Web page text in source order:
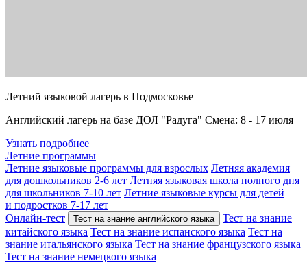
Летний языковой лагерь в Подмосковье
Английский лагерь на базе ДОЛ "Радуга" Смена: 8 - 17 июля
Узнать подробнее
Летние программы
Летние языковые программы для взрослых Летняя академия
для дошкольников 2-6 лет Летняя языковая школа полного дня
для школьников 7-10 лет Летние языковые курсы для детей
и подростков 7-17 лет
Онлайн-тест
Тест на знание английского языка
Тест на знание
китайского языка Тест на знание испанского языка Тест на
знание итальянского языка Тест на знание французского языка
Тест на знание немецкого языка